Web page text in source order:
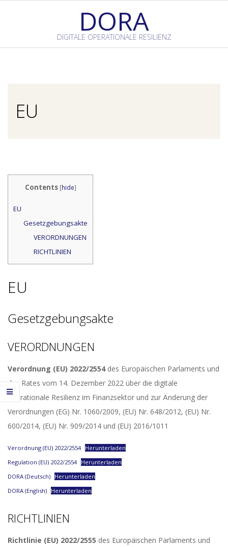
DORA
DIGITALE OPERATIONALE RESILIENZ
EU
Contents [hide]
EU
Gesetzgebungsakte
VERORDNUNGEN
RICHTLINIEN
EU
Gesetzgebungsakte
VERORDNUNGEN
Verordnung (EU) 2022/2554des Europäischen Parlaments und
des Rates vom 14. Dezember 2022 über die digitale
operationale Resilienz im Finanzsektor und zur Änderung der
Verordnungen (EG) Nr. 1060/2009, (EU) Nr. 648/2012, (EU) Nr.
600/2014, (EU) Nr. 909/2014 und (EU) 2016/1011
Verordnung (EU) 2022/2554 Herunterladen
Regulation (EU) 2022/2554 Herunterladen
DORA (Deutsch) Herunterladen
DORA (English) Herunterladen
RICHTLINIEN
Richtlinie (EU) 2022/2555 des Europäischen Parlaments und